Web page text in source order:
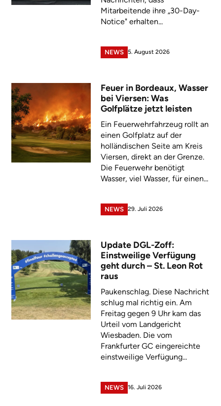
Mitarbeitende ihre „30-Day-
Notice" erhalten...
NEWS 5. August 2026
Feuer in Bordeaux, Wasser
bei Viersen: Was
Golfplätze jetzt leisten
Ein Feuerwehrfahrzeug rollt an
einen Golfplatz auf der
holländischen Seite am Kreis
Viersen, direkt an der Grenze.
Die Feuerwehr benötigt
Wasser, viel Wasser, für einen...
NEWS 29. Juli 2026
Update DGL-Zoff:
Einstweilige Verfügung
geht durch – St. Leon Rot
raus
Paukenschlag. Diese Nachricht
schlug mal richtig ein. Am
Freitag gegen 9 Uhr kam das
Urteil vom Landgericht
Wiesbaden. Die vom
Frankfurter GC eingereichte
einstweilige Verfügung...
NEWS 16. Juli 2026